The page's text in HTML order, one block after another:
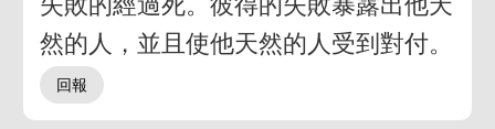
然的人，並且使他天然的人受到對付。